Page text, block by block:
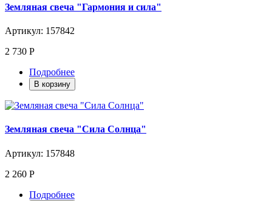
Земляная свеча "Гармония и сила"
Артикул: 157842
2 730 Р
Подробнее
В корзину
Земляная свеча "Сила Солнца"
Артикул: 157848
2 260 Р
Подробнее